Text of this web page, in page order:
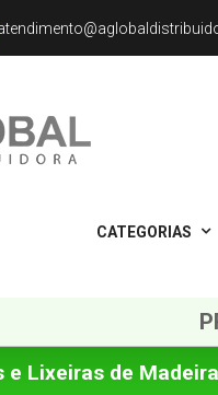
CATEGORIAS
e Lixeiras de